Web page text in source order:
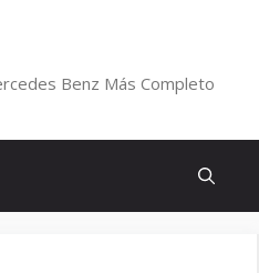
Benz Más Completo